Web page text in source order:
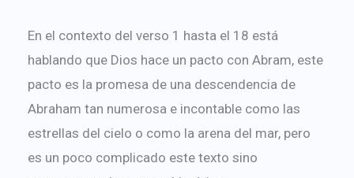
En el contexto del verso 1 hasta el 18 está
hablando que Dios hace un pacto con Abram, este
pacto es la promesa de una descendencia de
Abraham tan numerosa e incontable como las
estrellas del cielo o como la arena del mar, pero
es un poco complicado este texto sino